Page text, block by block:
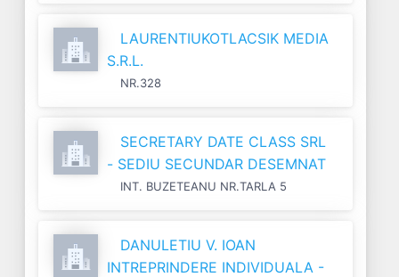
LAURENTIUKOTLACSIK MEDIA
S.R.L.
NR.328
SECRETARY DATE CLASS SRL
- SEDIU SECUNDAR DESEMNAT
INT. BUZETEANU NR.TARLA 5
DANULETIU V. IOAN
INTREPRINDERE INDIVIDUALA -